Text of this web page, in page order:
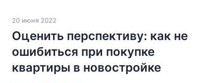
20 июня 2022
Оценить перспективу: как не
ошибиться при покупке
квартиры в новостройке